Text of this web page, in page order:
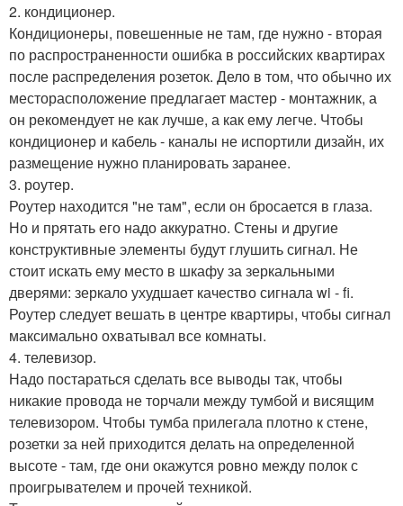
2. кондиционер.
Кондиционеры, повешенные не там, где нужно - вторая
по распространенности ошибка в российских квартирах
после распределения розеток. Дело в том, что обычно их
месторасположение предлагает мастер - монтажник, а
он рекомендует не как лучше, а как ему легче. Чтобы
кондиционер и кабель - каналы не испортили дизайн, их
размещение нужно планировать заранее.
3. роутер.
Роутер находится "не там", если он бросается в глаза.
Но и прятать его надо аккуратно. Стены и другие
конструктивные элементы будут глушить сигнал. Не
стоит искать ему место в шкафу за зеркальными
дверями: зеркало ухудшает качество сигнала wi - fi.
Роутер следует вешать в центре квартиры, чтобы сигнал
максимально охватывал все комнаты.
4. телевизор.
Надо постараться сделать все выводы так, чтобы
никакие провода не торчали между тумбой и висящим
телевизором. Чтобы тумба прилегала плотно к стене,
розетки за ней приходится делать на определенной
высоте - там, где они окажутся ровно между полок с
проигрывателем и прочей техникой.